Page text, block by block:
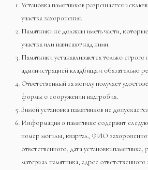
Установка памятников разрешается
участка захоронения.
Памятники не должны иметь части,
участка или нависают над ними.
Памятники устанавливаются только строго
администрацией кладбища и обязательно
Ответственный за могилу получает
формы о сооружении надгробия.
Зимой установка памятников не
Информация о памятнике содержит
номер могилы, квартал, ФИО
ответственного, дата
материал памятника, адрес